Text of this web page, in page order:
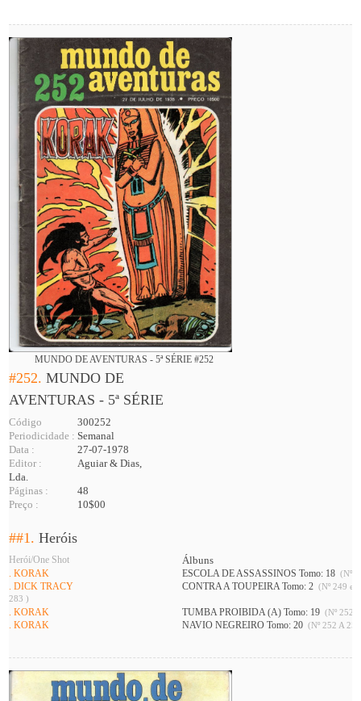
MUNDO DE AVENTURAS - 5ª SÉRIE #252
#252.MUNDO DE
AVENTURAS - 5ª SÉRIE
Código
300252
Periodicidade : Semanal
Data :
27-07-1978
Editor :
Aguiar & Dias,
Lda.
Páginas :
48
Preço :
10$00
##1.Heróis
Herói/One Shot Álbuns
. KORAK ESCOLA DE ASSASSINOS Tomo: 18 (Nº
. DICK TRACY CONTRA A TOUPEIRA Tomo: 2 (Nº 249 e
283 )
. KORAK
TUMBA PROIBIDA (A) Tomo: 19 (Nº 252
. KORAK NAVIO NEGREIRO Tomo: 20 (Nº 252 A